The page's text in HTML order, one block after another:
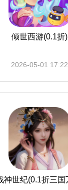
倾世西游(0.1折)
2026-05-01 17:22